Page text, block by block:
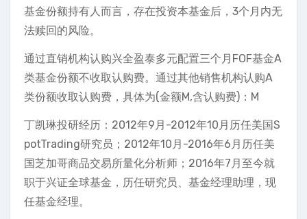
基金份额持有人而言，存在投资本基金后，3个月内无
法赎回的风险。
通过直销机构认购兴全盈泰多元配置三个月FOF基金A
类基金份额不收取认购费。通过其他销售机构认购A
类份额收取认购费，具体为(金额M,含认购费)：M
丁凯琳投研经历：2012年9月-2012年10月历任美国S
potTrading研究员；2012年10月-2016年6月历任美
国芝加哥商品交易所量化分析师；2016年7月至今就
职于兴证全球基金，历任研究员、基金经理助理，现
任基金经理。